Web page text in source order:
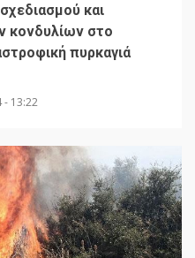
και
κονδυλίων στο
πυρκαγιά
- 13:22